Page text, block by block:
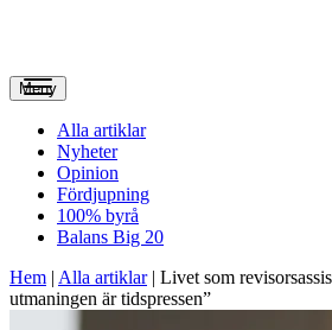
Meny
Alla artiklar
Nyheter
Opinion
Fördjupning
100% byrå
Balans Big 20
Hem | Alla artiklar| Livet som
utmaningen är tidspressen”